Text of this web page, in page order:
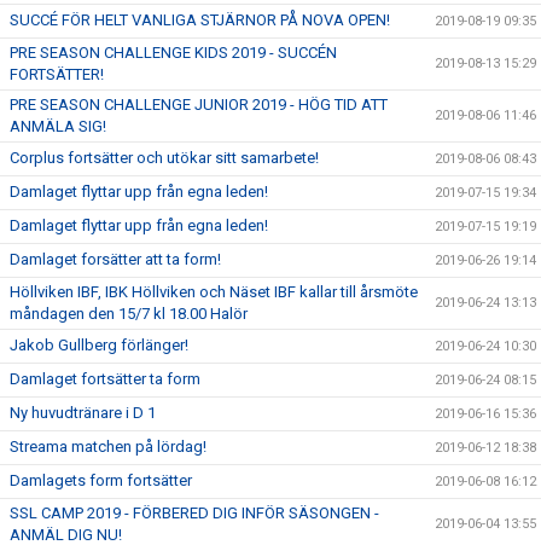
SUCCÉ FÖR HELT VANLIGA STJÄRNOR PÅ NOVA OPEN! 2019-08-19 09:35
PRE SEASON CHALLENGE KIDS 2019 - SUCCÉN
FORTSÄTTER!
2019-08-13 15:29
PRE SEASON CHALLENGE JUNIOR 2019 - HÖG TID ATT
ANMÄLA SIG!
2019-08-06 11:46
Corplus fortsätter och utökar sitt samarbete! 2019-08-06 08:43
Damlaget flyttar upp från egna leden! 2019-07-15 19:34
Damlaget flyttar upp från egna leden! 2019-07-15 19:19
Damlaget forsätter att ta form! 2019-06-26 19:14
Höllviken IBF, IBK Höllviken och Näset IBF kallar till årsmöte
måndagen den 15/7 kl 18.00 Halör
2019-06-24 13:13
Jakob Gullberg förlänger! 2019-06-24 10:30
Damlaget fortsätter ta form 2019-06-24 08:15
Ny huvudtränare i D 1 2019-06-16 15:36
Streama matchen på lördag! 2019-06-12 18:38
Damlagets form fortsätter 2019-06-08 16:12
SSL CAMP 2019 - FÖRBERED DIG INFÖR SÄSONGEN -
ANMÄL DIG NU!
2019-06-04 13:55